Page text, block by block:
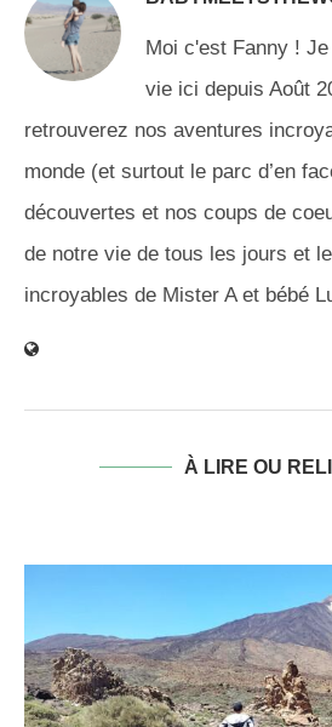
Moi c'est Fanny !
vie ici depuis Août
retrouverez nos aventures
monde (et surtout le parc d’en
découvertes et nos coups de
de notre vie de tous les jours et
incroyables de Mister A et bébé
À LIRE OU